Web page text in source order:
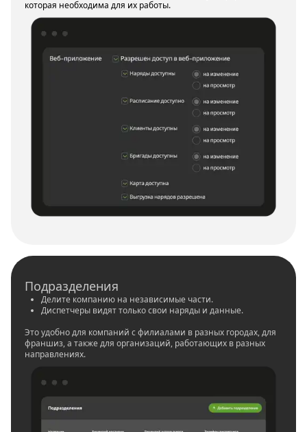
которая необходима для их работы.
Подразделения
Делите компанию на независимые части.
Диспетчеры видят только свои наряды и данные.
Это удобно для компаний с филиалами в разных городах, для
франшиз, а также для организаций, работающих в разных
направлениях.